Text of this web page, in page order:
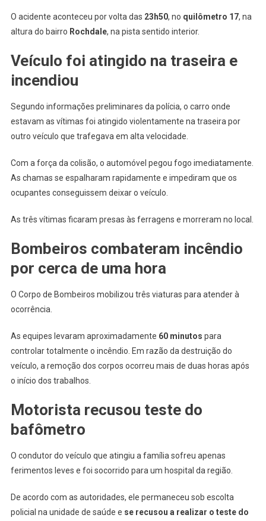
Pegar
O acidente aconteceu por volta das 23h50, no quilômetro 17, na
altura do bairro Rochdale, na pista sentido interior.
Veículo foi atingido na traseira e
incendiou
Segundo informações preliminares da polícia, o carro onde
estavam as vítimas foi atingido violentamente na traseira por
outro veículo que trafegava em alta velocidade.
Com a força da colisão, o automóvel pegou fogo imediatamente.
As chamas se espalharam rapidamente e impediram que os
ocupantes conseguissem deixar o veículo.
As três vítimas ficaram presas às ferragens e morreram no local.
Bombeiros combateram incêndio
por cerca de uma hora
O Corpo de Bombeiros mobilizou três viaturas para atender à
ocorrência.
As equipes levaram aproximadamente 60 minutos para
controlar totalmente o incêndio. Em razão da destruição do
veículo, a remoção dos corpos ocorreu mais de duas horas após
o início dos trabalhos.
Motorista recusou teste do
bafômetro
O condutor do veículo que atingiu a família sofreu apenas
ferimentos leves e foi socorrido para um hospital da região.
De acordo com as autoridades, ele permaneceu sob escolta
policial na unidade de saúde e se recusou a realizar o teste do